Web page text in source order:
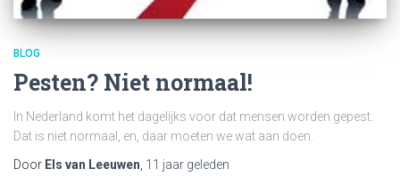
BLOG
Pesten? Niet normaal!
In Nederland komt het dagelijks voor dat mensen worden gepest.
Dat is niet normaal, en, daar moeten we wat aan doen.
Door Els van Leeuwen 11 jaar geleden